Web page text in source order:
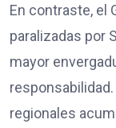
En contraste, el
paralizadas por
mayor
regionales